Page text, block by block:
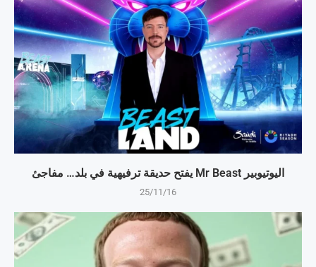
اليوتيوبير Mr Beast يفتح حديقة ترفيهية في بلد… مفاجئ
25/11/16